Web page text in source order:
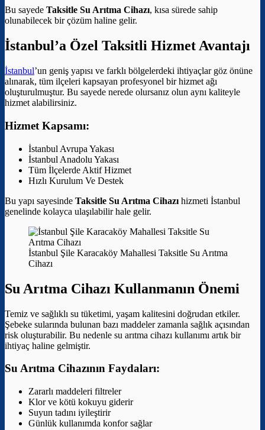
Bu sayede Taksitle Su Arıtma Cihazı, kısa sürede sahip
olunabilecek bir çözüm haline gelir.
İstanbul’a Özel Taksitli Hizmet Avantajı
İstanbul’un geniş yapısı ve farklı bölgelerdeki ihtiyaçlar göz önüne
alınarak, tüm ilçeleri kapsayan profesyonel bir hizmet ağı
oluşturulmuştur. Bu sayede nerede olursanız olun aynı kaliteyle
hizmet alabilirsiniz.
Hizmet Kapsamı:
İstanbul Avrupa Yakası
İstanbul Anadolu Yakası
Tüm İlçelerde Aktif Hizmet
Hızlı Kurulum Ve Destek
Bu yapı sayesinde Taksitle Su Arıtma Cihazı hizmeti İstanbul
genelinde kolayca ulaşılabilir hale gelir.
İstanbul Şile Karacaköy Mahallesi Taksitle Su Arıtma
Cihazı
Su Arıtma Cihazı Kullanmanın Önemi
Temiz ve sağlıklı su tüketimi, yaşam kalitesini doğrudan etkiler.
Şebeke sularında bulunan bazı maddeler zamanla sağlık açısından
risk oluşturabilir. Bu nedenle su arıtma cihazı kullanımı artık bir
ihtiyaç haline gelmiştir.
Su Arıtma Cihazının Faydaları:
Zararlı maddeleri filtreler
Klor ve kötü kokuyu giderir
Suyun tadını iyileştirir
Günlük kullanımda konfor sağlar